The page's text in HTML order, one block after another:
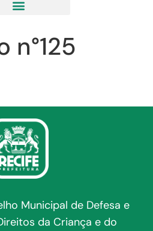
n°125
Municipal de Defesa e
da Criança e do